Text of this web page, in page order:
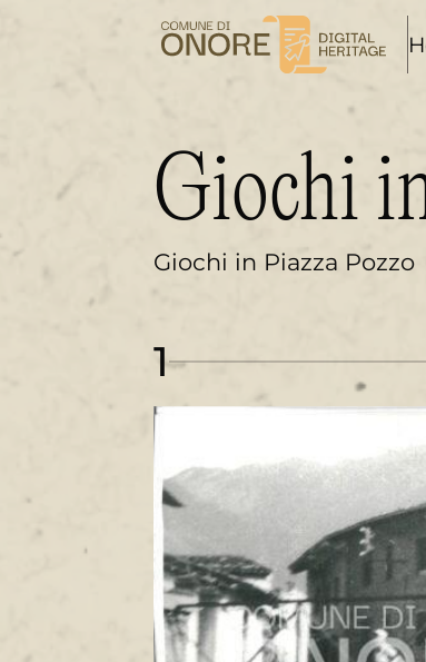
Giochi
Giochi in Piazza Pozzo
1